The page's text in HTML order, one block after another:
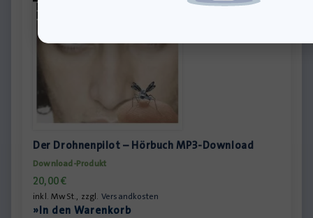
Der Drohnenpilot – Hörbuch MP3-Download
Download-Produkt
20,00€
inkl. MwSt., zzgl. Versandkosten
»In den Warenkorb